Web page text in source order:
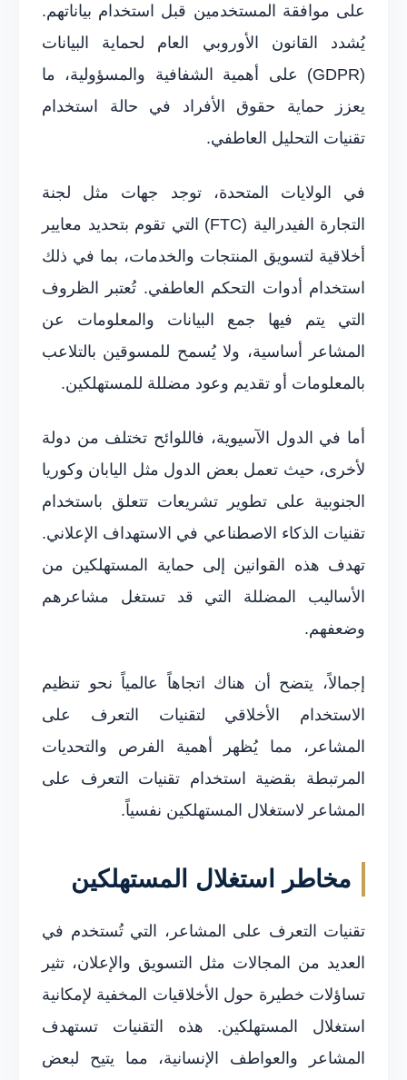
على موافقة المستخدمين قبل استخدام بياناتهم.
يُشدد القانون الأوروبي العام لحماية البيانات
(GDPR) على أهمية الشفافية والمسؤولية، ما
يعزز حماية حقوق الأفراد في حالة استخدام
تقنيات التحليل العاطفي.
في الولايات المتحدة، توجد جهات مثل لجنة
التجارة الفيدرالية (FTC) التي تقوم بتحديد معايير
أخلاقية لتسويق المنتجات والخدمات، بما في ذلك
استخدام أدوات التحكم العاطفي. تُعتبر الظروف
التي يتم فيها جمع البيانات والمعلومات عن
المشاعر أساسية، ولا يُسمح للمسوقين بالتلاعب
بالمعلومات أو تقديم وعود مضللة للمستهلكين.
أما في الدول الآسيوية، فاللوائح تختلف من دولة
لأخرى، حيث تعمل بعض الدول مثل اليابان وكوريا
الجنوبية على تطوير تشريعات تتعلق باستخدام
تقنيات الذكاء الاصطناعي في الاستهداف الإعلاني.
تهدف هذه القوانين إلى حماية المستهلكين من
الأساليب المضللة التي قد تستغل مشاعرهم
وضعفهم.
إجمالاً، يتضح أن هناك اتجاهاً عالمياً نحو تنظيم
الاستخدام الأخلاقي لتقنيات التعرف على
المشاعر، مما يُظهر أهمية الفرص والتحديات
المرتبطة بقضية استخدام تقنيات التعرف على
المشاعر لاستغلال المستهلكين نفسياً.
مخاطر استغلال المستهلكين
تقنيات التعرف على المشاعر، التي تُستخدم في
العديد من المجالات مثل التسويق والإعلان، تثير
تساؤلات خطيرة حول الأخلاقيات المخفية لإمكانية
استغلال المستهلكين. هذه التقنيات تستهدف
المشاعر والعواطف الإنسانية، مما يتيح لبعض